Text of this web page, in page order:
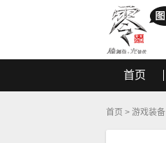
首页
首页 > 游戏装备